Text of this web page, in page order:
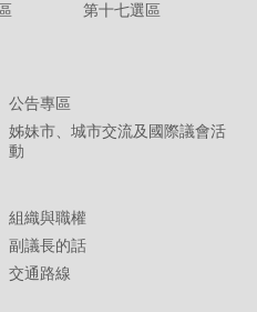
第十七選區
公告專區
姊妹市、城市交流及國際議會活
動
組織與職權
副議長的話
交通路線